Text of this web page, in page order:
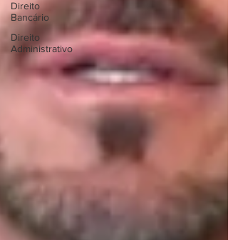
Direito
Bancário
Direito
Administrativo